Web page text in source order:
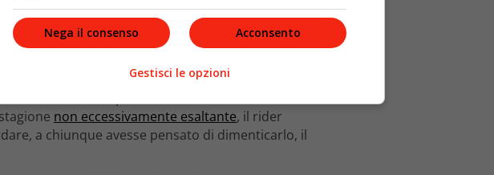
per la
del Gran Premio di Moto GP. A
non eccessivamente esaltante, il rider
a chiunque avesse pensato di dimenticarlo, il
Acconsento
Nega il consenso
Gestisci le opzioni